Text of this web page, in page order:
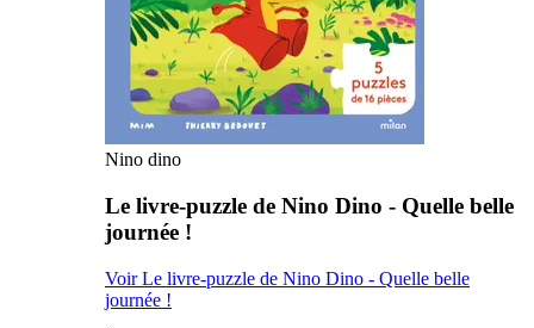
Nino dino
Le livre-puzzle de Nino Dino - Quelle belle
journée !
Voir Le livre-puzzle de Nino Dino - Quelle belle
journée !